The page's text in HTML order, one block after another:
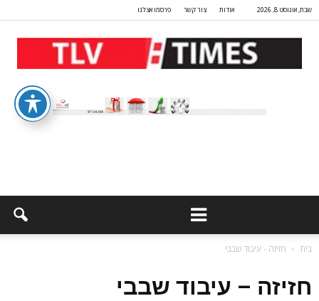
שבת, אוגוסט 8, 2026 אודות צור קשר פרסמו אצלנו
בית חזיזה - עיבוד שבבי
חזיזה – עיבוד שבבי